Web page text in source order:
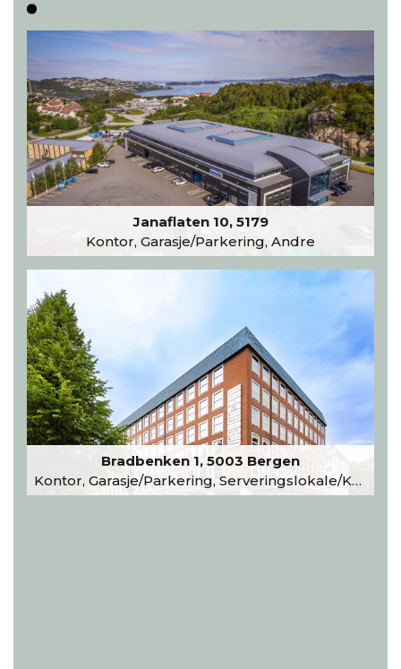
Janaflaten 10, 5179
Kontor, Garasje/Parkering, Andre
Bradbenken 1, 5003 Bergen
Kontor, Garasje/Parkering, Serveringslokale/Kantine, Undervisning/Arrangement